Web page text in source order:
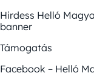
Hirdess Helló
banner
Támogatás
Facebook – Helló